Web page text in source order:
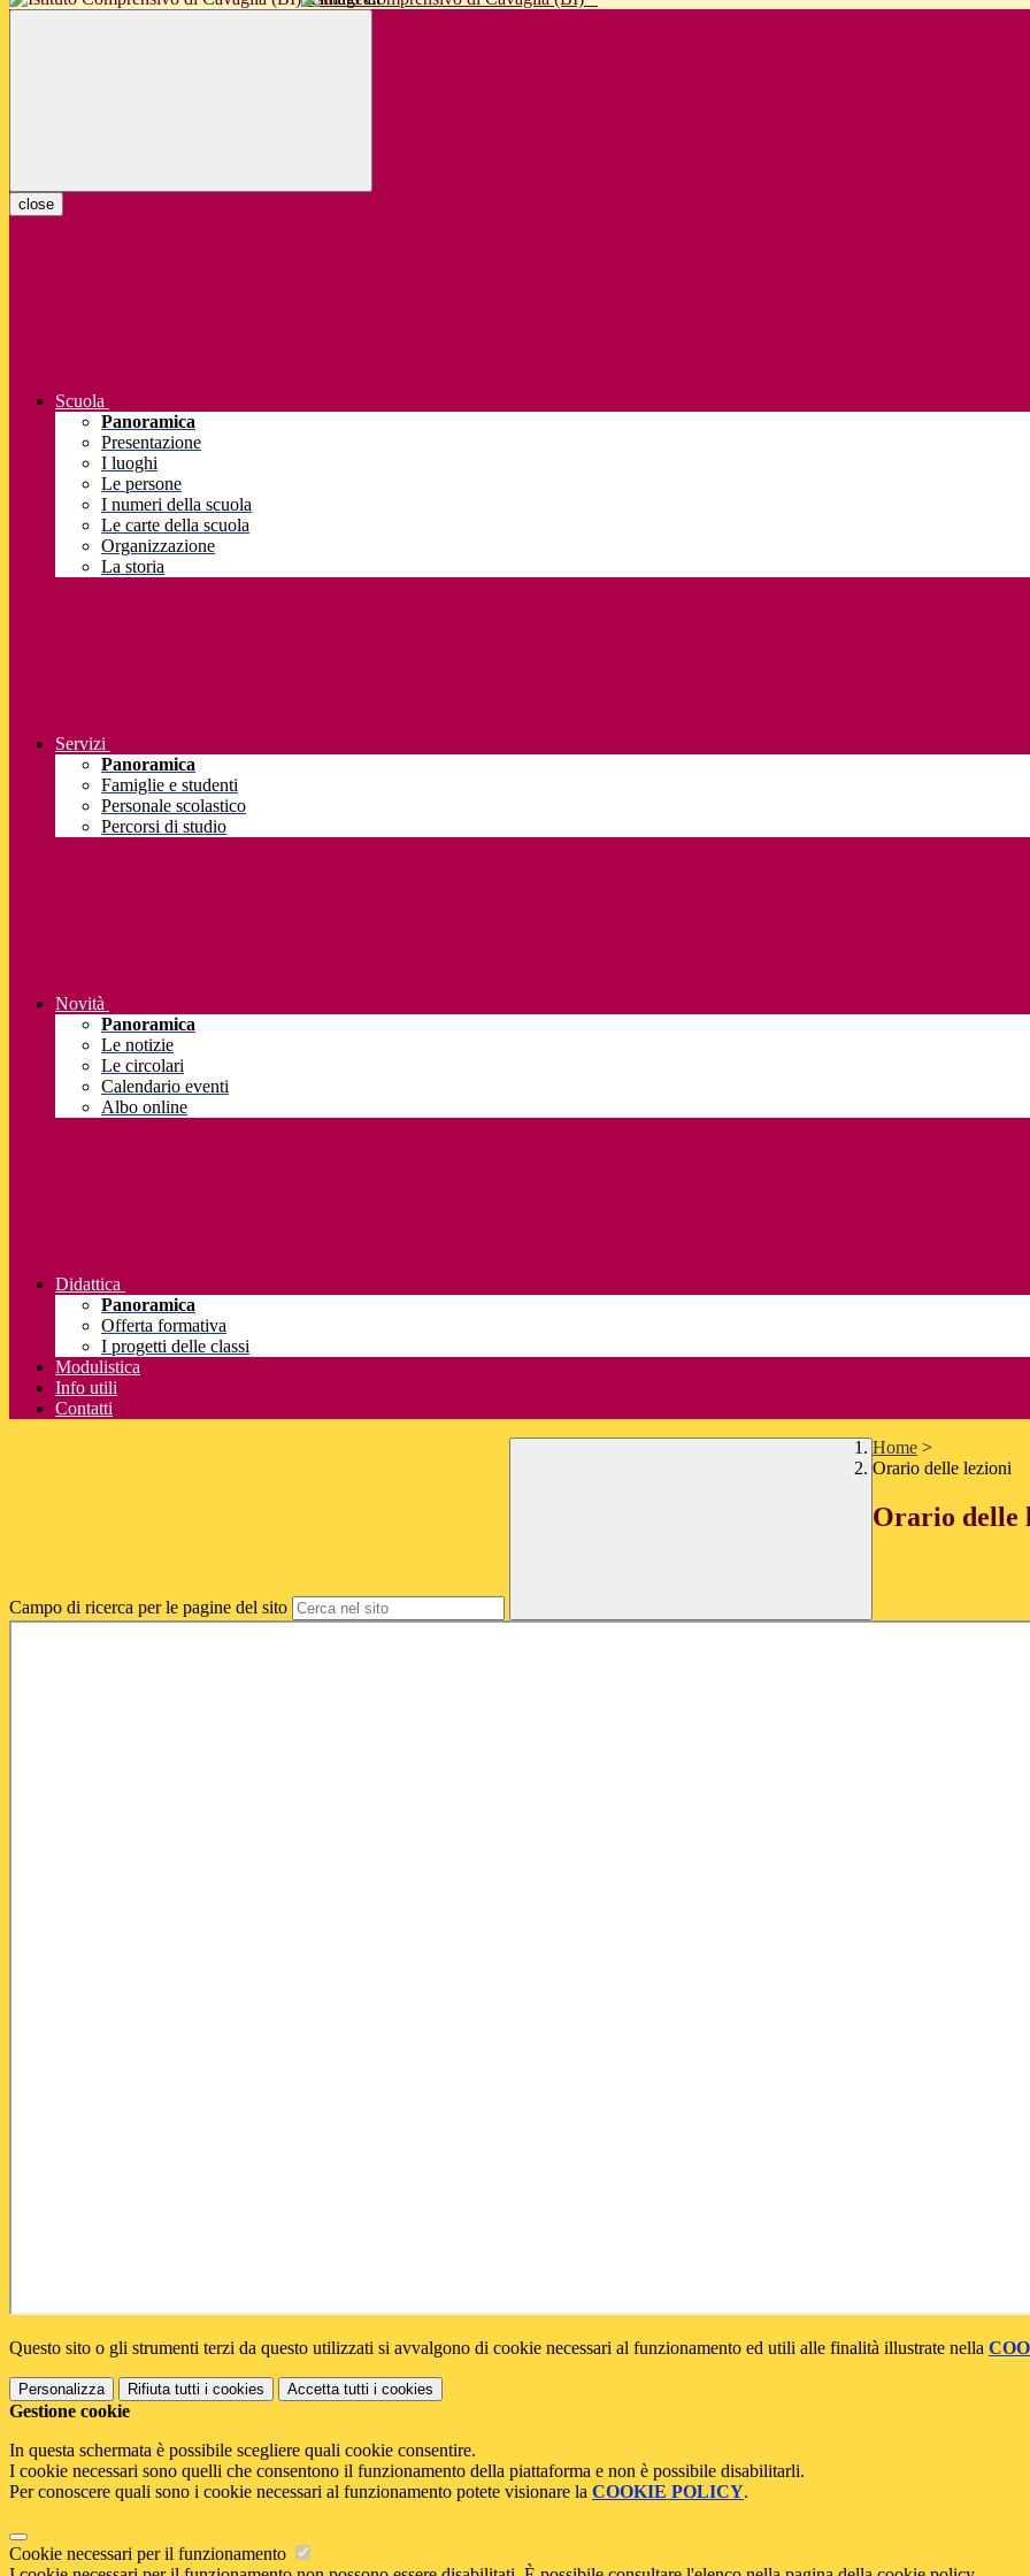
close
Scuola
Panoramica
Presentazione
I luoghi
Le persone
I numeri della scuola
Le carte della scuola
Organizzazione
La storia
Servizi
Panoramica
Famiglie e studenti
Personale scolastico
Percorsi di studio
Novità
Panoramica
Le notizie
Le circolari
Calendario eventi
Albo online
Didattica
Panoramica
Offerta formativa
I progetti delle classi
Modulistica
Info utili
Contatti
Campo di ricerca per le pagine del sito
Home >
Orario delle lezioni
Orario delle
Questo sito o gli strumenti terzi da questo utilizzati si avvalgono di cookie necessari al funzionamento ed utili alle finalità illustrate nella
Personalizza Rifiuta tutti i cookies Accetta tutti i cookies
Gestione cookie
In questa schermata è possibile scegliere quali cookie consentire.
I cookie necessari sono quelli che consentono il funzionamento della piattaforma e non è possibile disabilitarli.
Per conoscere quali sono i cookie necessari al funzionamento potete visionare la COOKIE POLICY.
Cookie necessari per il funzionamento